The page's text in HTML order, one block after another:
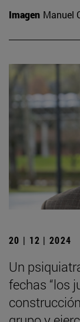
Imagen Manuel
20 | 12 | 2024
Un
fechas “los